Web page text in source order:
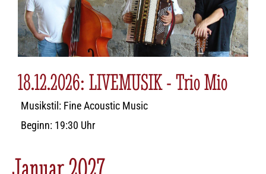
18.12.2026: LIVEMUSIK - Trio Mio
Musikstil: Fine Acoustic Music
Beginn: 19:30 Uhr